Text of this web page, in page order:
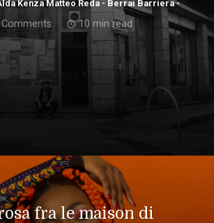
Kenza Matteo Reda - Berrai Barriera -
access_time10 min read
fra le maison di